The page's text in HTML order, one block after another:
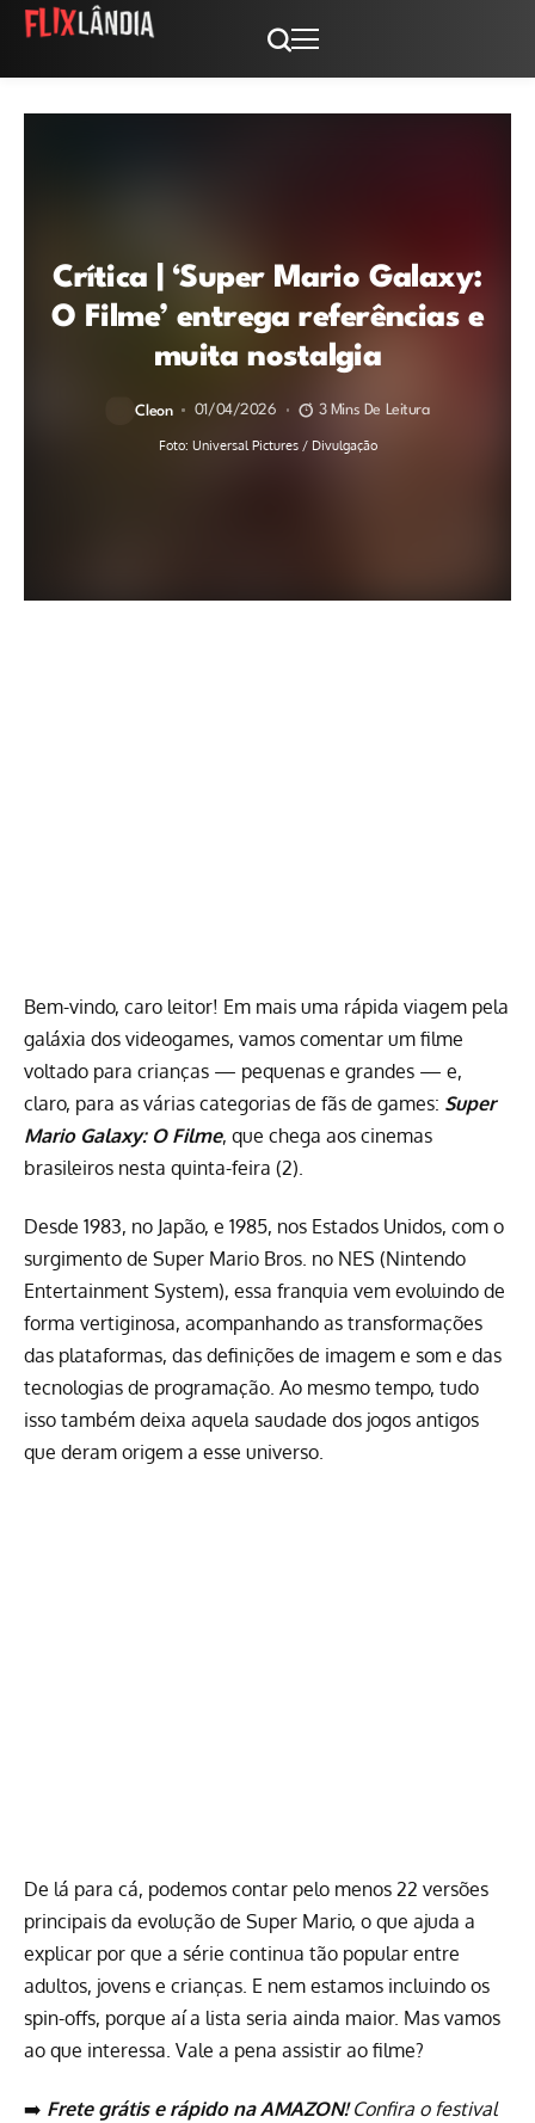
Crítica | ‘Super Mario Galaxy:
O Filme’ entrega referências e
muita nostalgia
Cleon 01/04/2026 3 Mins De Leitura
Foto: Universal Pictures / Divulgação
Bem-vindo, caro leitor! Em mais uma rápida viagem pela
galáxia dos videogames, vamos comentar um filme
voltado para crianças — pequenas e grandes — e,
claro, para as várias categorias de fãs de games: Super
Mario Galaxy: O Filme, que chega aos cinemas
brasileiros nesta quinta-feira (2).
Desde 1983, no Japão, e 1985, nos Estados Unidos, com o
surgimento de Super Mario Bros. no NES (Nintendo
Entertainment System), essa franquia vem evoluindo de
forma vertiginosa, acompanhando as transformações
das plataformas, das definições de imagem e som e das
tecnologias de programação. Ao mesmo tempo, tudo
isso também deixa aquela saudade dos jogos antigos
que deram origem a esse universo.
De lá para cá, podemos contar pelo menos 22 versões
principais da evolução de Super Mario, o que ajuda a
explicar por que a série continua tão popular entre
adultos, jovens e crianças. E nem estamos incluindo os
spin-offs, porque aí a lista seria ainda maior. Mas vamos
ao que interessa. Vale a pena assistir ao filme?
➡️ Frete grátis e rápido na AMAZON!Confira o festival